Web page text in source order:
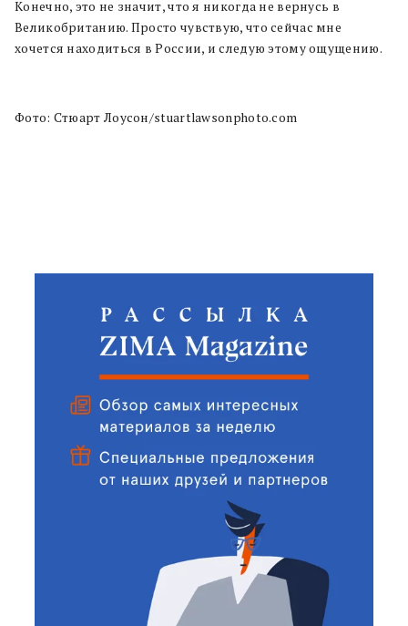
Конечно, это не значит, что я никогда не вернусь в
Великобританию. Просто чувствую, что сейчас мне
хочется находиться в России, и следую этому ощущению.
Фото: Стюарт Лоусон/stuartlawsonphoto.com